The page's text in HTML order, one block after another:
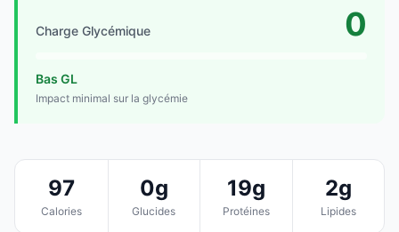
Charge Glycémique 0
Bas GL
Impact minimal sur la glycémie
97
Calories
0g
Glucides
19g
Protéines
2g
Lipides